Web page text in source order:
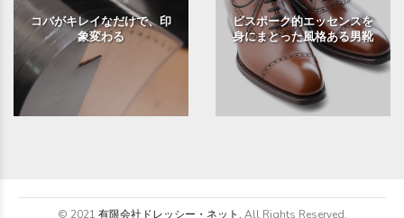
コバがキレイなだけで、印
象変わる
ビスポーク的エッセンスを
身にまとった風格ある男靴
© 2021 有限会社ドレッシー・ネット. All Rights Reserved.